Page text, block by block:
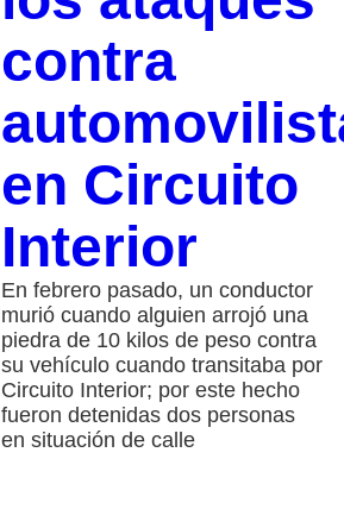
contra
en Circuito
Interior
En febrero pasado, un conductor
murió cuando alguien arrojó una
piedra de 10 kilos de peso contra
su vehículo cuando transitaba por
Circuito Interior; por este hecho
fueron detenidas dos personas
en situación de calle